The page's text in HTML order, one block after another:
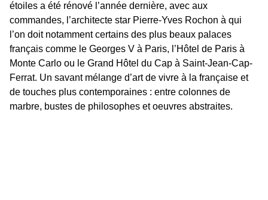
étoiles a été rénové l’année dernière, avec aux
commandes, l’architecte star Pierre-Yves Rochon à qui
l’on doit notamment certains des plus beaux palaces
français comme le Georges V à Paris, l’Hôtel de Paris à
Monte Carlo ou le Grand Hôtel du Cap à Saint-Jean-Cap-
Ferrat. Un savant mélange d’art de vivre à la française et
de touches plus contemporaines : entre colonnes de
marbre, bustes de philosophes et oeuvres abstraites.